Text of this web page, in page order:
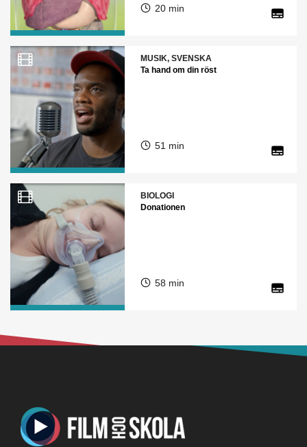
20 min
MUSIK, SVENSKA
Ta hand om din röst
51 min
BIOLOGI
Donationen
58 min